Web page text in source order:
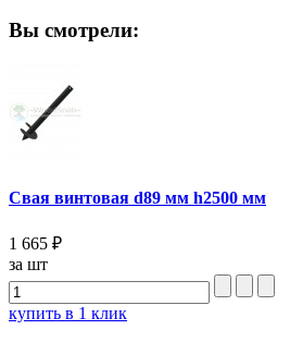
Вы смотрели:
Свая винтовая d89 мм h2500 мм
1 665 ₽
за шт
купить в 1 клик